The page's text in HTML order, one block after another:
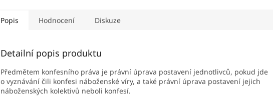
Popis Hodnocení Diskuze
Detailní popis produktu
Předmětem konfesního práva je právní úprava postavení jednotlivců, pokud jde
o vyznávání čili konfesi náboženské víry, a také právní úprava postavení jejich
náboženských kolektivů neboli konfesí.